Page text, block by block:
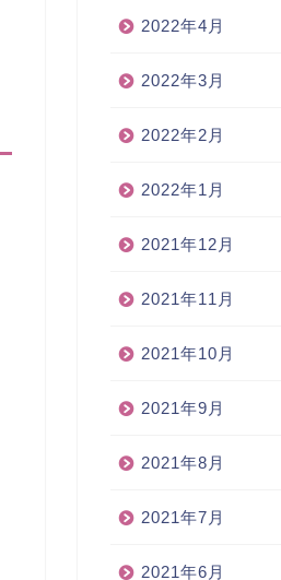
2022年4月
2022年3月
2022年2月
2022年1月
2021年12月
2021年11月
2021年10月
2021年9月
2021年8月
2021年7月
2021年6月